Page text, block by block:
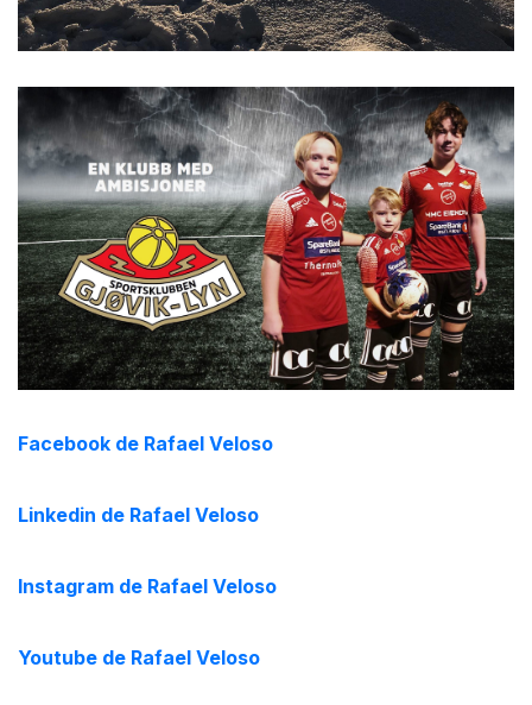
Facebook de Rafael Veloso
Linkedin de Rafael Veloso
Instagram de Rafael Veloso
Youtube de Rafael Veloso